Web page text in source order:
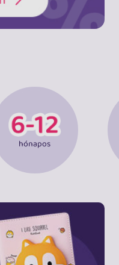
hónapos